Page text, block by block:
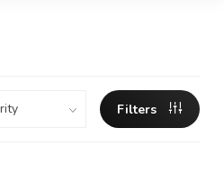
Filters